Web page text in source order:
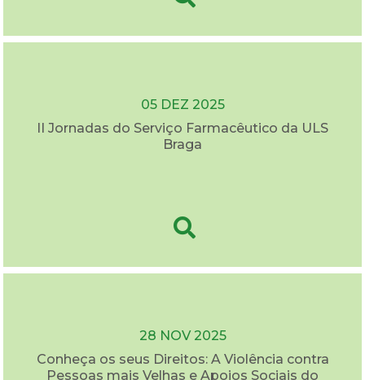
05 DEZ 2025
II Jornadas do Serviço Farmacêutico da ULS
Braga
28 NOV 2025
Conheça os seus Direitos: A Violência contra
Pessoas mais Velhas e Apoios Sociais do